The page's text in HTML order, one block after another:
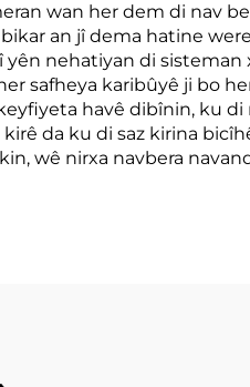
wan her dem di nav
an jî dema hatine
nehatiyan di
safheya karibûyê ji bo
havê dibînin, ku di
da ku di saz kirina
wê nirxa navbera